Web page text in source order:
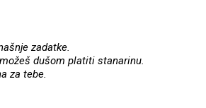
zadatke.
dušom platiti stanarinu.
za tebe.